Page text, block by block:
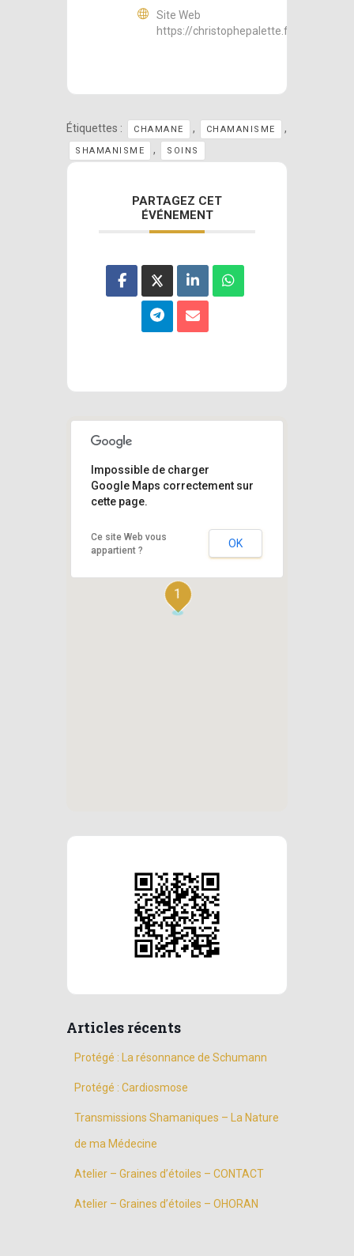
Site Web
https://christophepalette.fr
Étiquettes : CHAMANE , CHAMANISME ,
SHAMANISME , SOINS
PARTAGEZ CET
ÉVÉNEMENT
1
Impossible de charger
Google Maps correctement sur
cette page.
Ce site Web vous
appartient ?
OK
Articles récents
Protégé : La résonnance de Schumann
Protégé : Cardiosmose
Transmissions Shamaniques – La Nature
de ma Médecine
Atelier – Graines d’étoiles – CONTACT
Atelier – Graines d’étoiles – OHORAN